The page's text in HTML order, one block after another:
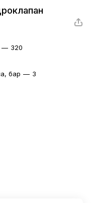
— 320
бар — 3